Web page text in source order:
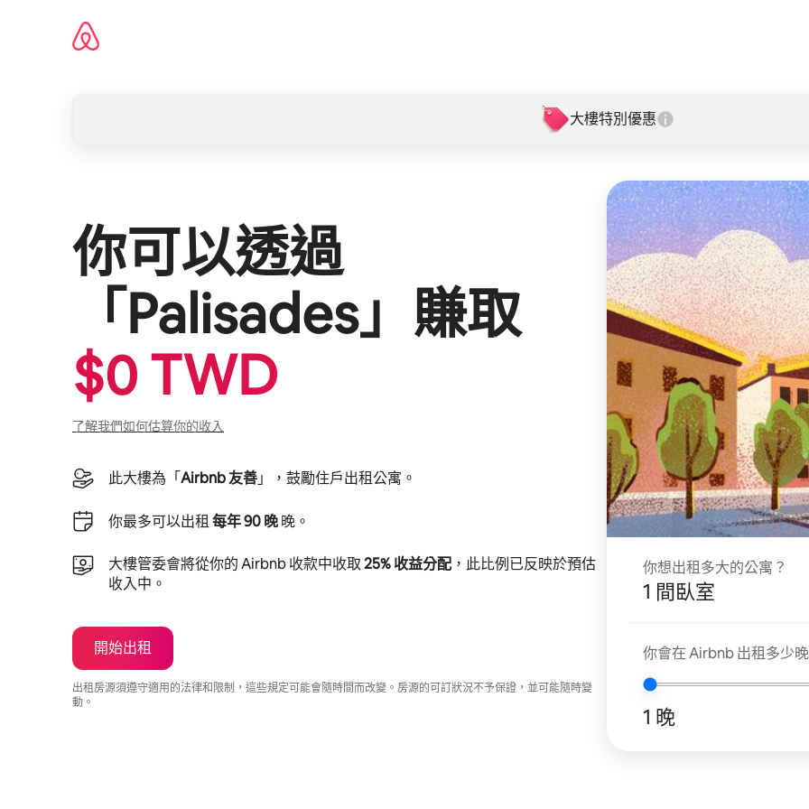
大樓特別優惠
你可以透過
「Palisades」賺取
$0TWD
了解我們如何估算你的收入
此大樓為「Airbnb 友善」，鼓勵住戶出租公寓。
你最多可以出租 每年 90 晚晚。
大樓管委會將從你的 Airbnb 收款中收取25% 收益分配 ，此比例已反映於預估
收入中。
開始出租
出租房源須遵守適用的法律和限制，這些規定可能會隨時間而改變。房源的可訂狀況不予保證，並可能隨時變
動。
你想出租多大的公寓？
1 間臥室
你會在 Airbnb 出租多少
1 晚